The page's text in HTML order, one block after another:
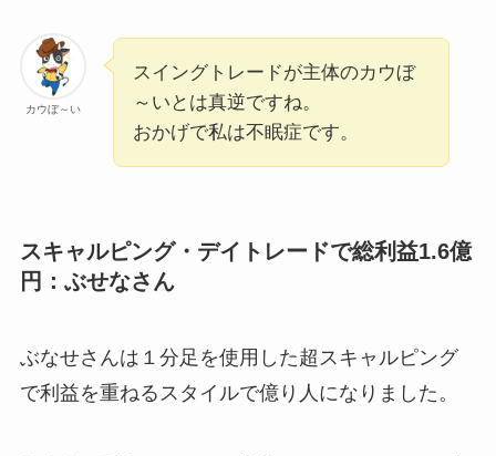
カウぼ～い
スイングトレードが主体のカウぼ
～いとは真逆ですね。
おかげで私は不眠症です。
スキャルピング・デイトレードで総利益1.6億
円：ぶせなさん
ぶなせさんは１分足を使用した超スキャルピング
で利益を重ねるスタイルで億り人になりました。